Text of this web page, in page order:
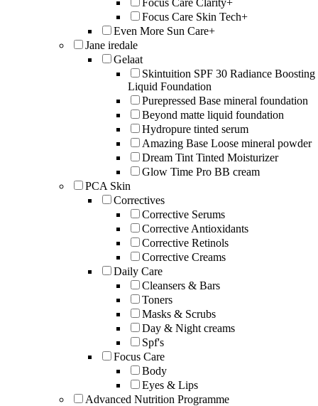
Focus Care Skin Tech+
Even More Sun Care+
Jane iredale
Gelaat
Skintuition SPF 30 Radiance Boosting
Liquid Foundation
Purepressed Base mineral foundation
Beyond matte liquid foundation
Hydropure tinted serum
Amazing Base Loose mineral powder
Dream Tint Tinted Moisturizer
Glow Time Pro BB cream
PCA Skin
Correctives
Corrective Serums
Corrective Antioxidants
Corrective Retinols
Corrective Creams
Daily Care
Cleansers & Bars
Toners
Masks & Scrubs
Day & Night creams
Spf's
Focus Care
Body
Eyes & Lips
Advanced Nutrition Programme